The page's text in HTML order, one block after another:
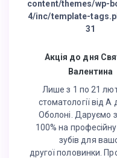
content/themes/wp-
4/inc/template-
31
Акція до дня
Валентина
Лише з 1 по 21
стоматології від А
Оболоні. Даруємо
100% на
зубів для
другої половинки.